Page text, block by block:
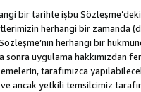
bir tarihte işbu
herhangi bir zamanda
herhangi bir
sonra uygulama hakkımızdan
tarafımızca
ancak yetkili temsilcimiz